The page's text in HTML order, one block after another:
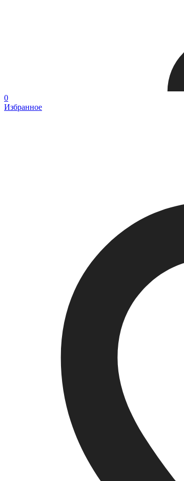
0
Избранное